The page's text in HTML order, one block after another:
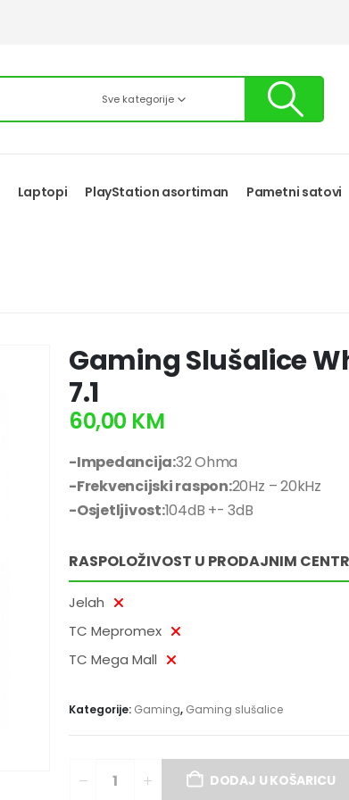
Sve kategorije
Laptopi PlayStation asortiman Pametni satovi
Gaming Slušalice
7.1
60,00 KM
-Impedancija:32 Ohma
-Frekvencijski raspon:20Hz – 20kHz
-Osjetljivost:104dB +- 3dB
RASPOLOŽIVOST U PRODAJNIM
Jelah
TC Mepromex
TC Mega Mall
Kategorije: Gaming, Gaming slušalice
DODAJ U KOŠARICU